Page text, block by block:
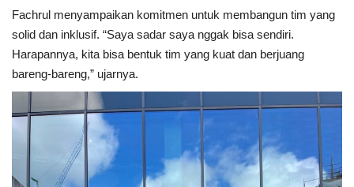
Fachrul menyampaikan komitmen untuk membangun tim yang
solid dan inklusif. “Saya sadar saya nggak bisa sendiri.
Harapannya, kita bisa bentuk tim yang kuat dan berjuang
bareng-bareng,” ujarnya.